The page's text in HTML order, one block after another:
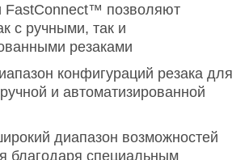
FastConnect™ позволяют
с ручными, так и
резаками
конфигураций резака для
и автоматизированной
диапазон возможностей
благодаря специальным